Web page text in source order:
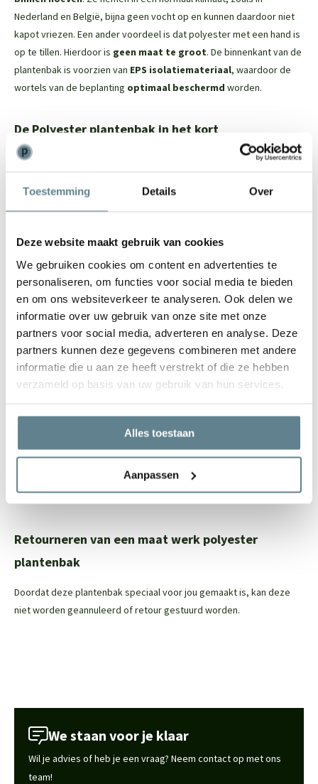
Toestemming Details Over
Deze website maakt gebruik van cookies
We gebruiken cookies om content en advertenties te
personaliseren, om functies voor social media te bieden
en om ons websiteverkeer te analyseren. Ook delen we
informatie over uw gebruik van onze site met onze
partners voor social media, adverteren en analyse. Deze
partners kunnen deze gegevens combineren met andere
informatie die u aan ze heeft verstrekt of die ze hebben
verzameld op basis van uw gebruik van hun services.
Alles toestaan
Aanpassen
Nederland en België, bijna geen vocht op en kunnen daardoor niet
kapot vriezen. Een ander voordeel is dat polyester met een hand is
op te tillen. Hierdoor is geen maat te groot. De binnenkant van de
plantenbak is voorzien van EPS isolatiemateriaal, waardoor de
wortels van de beplanting optimaal beschermd worden.
De Polyester plantenbak in het kort
Dit tijdloze model past in iedere tuin
staan
De binnenkant van de plantenbak is voorzien van EPS
Door het materiaal is het een lichtgewicht plantenbak
De plantenbak heeft een robuuste uitstraling en een mooie
randafwerking
Door en door gekleurd, ruime keuze uit ral kleuren
Vele maatwerk opties mogelijk
Let op: de onderkant van de polyester plantenbak is niet (netjes)
afgewerkt, maar dit is niet zichtbaar
Om de polyester plantenbak zo stralend mogelijk te houden, raden
je eenvoudig je polyester plantenbak en zorg je ervoor dat de jouw
plantenbak er na van loop van tijd weer als nieuw uit gaat zien. In
deze set zit eenCleaneren eenCoating spray.
Retourneren van een maat werk polyester
plantenbak
Doordat deze plantenbak speciaal voor jou gemaakt is, kan deze
niet worden geannuleerd of retour gestuurd worden.
We staan voor je klaar
Wil je advies of heb je een vraag? Neem contact op met ons
team!